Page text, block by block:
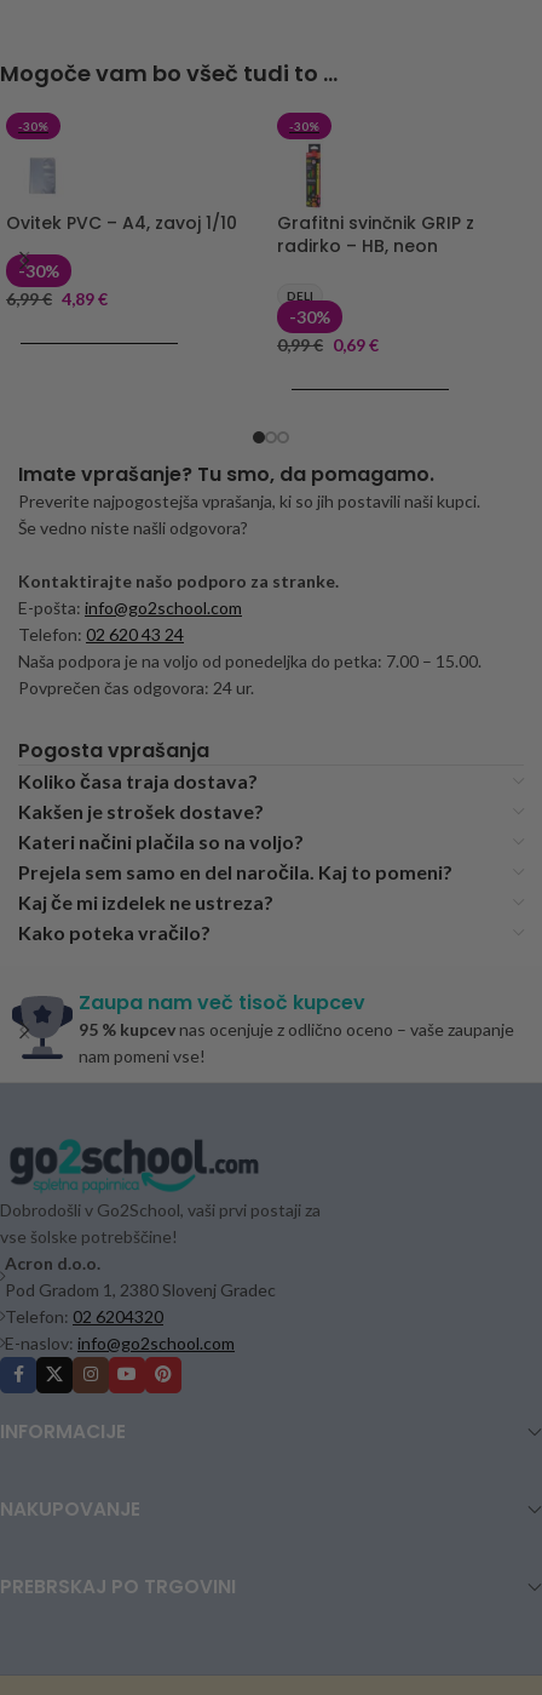
Mogoče vam bo všeč tudi to ...
-30%
Ovitek PVC – A4, zavoj 1/10
-30%
6,99€ 4,89€
-30%
Grafitni svinčnik GRIP z
radirko – HB, neon
DELI
-30%
0,99€ 0,69€
Imate vprašanje? Tu smo, da pomagamo.
Preverite najpogostejša vprašanja, ki so jih postavili naši kupci.
Še vedno niste našli odgovora?
Kontaktirajte našo podporo za stranke.
E-pošta: info@go2school.com
Telefon: 02 620 43 24
Naša podpora je na voljo od ponedeljka do petka: 7.00 – 15.00.
Povprečen čas odgovora: 24 ur.
Pogosta vprašanja
Koliko časa traja dostava?
Kakšen je strošek dostave?
Kateri načini plačila so na voljo?
Prejela sem samo en del naročila. Kaj to pomeni?
Kaj če mi izdelek ne ustreza?
Kako poteka vračilo?
Zaupa nam več tisoč kupcev
95 % kupcev nas ocenjuje z odlično oceno – vaše zaupanje
nam pomeni vse!
Dobrodošli v Go2School, vaši prvi postaji za
vse šolske potrebščine!
Acron d.o.o.
Pod Gradom 1, 2380 Slovenj Gradec
Telefon: 02 6204320
E-naslov: info@go2school.com
INFORMACIJE
NAKUPOVANJE
PREBRSKAJ PO TRGOVINI